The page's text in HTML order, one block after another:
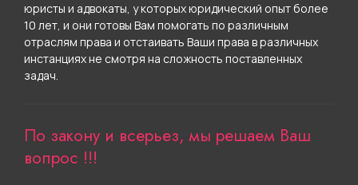
юристы и адвокаты, у которых юридический опыт более
10 лет, и они готовы Вам помогать по различным
отраслям права и отстаивать Ваши права в различных
инстанциях не смотря на сложность поставленных
задач.
По закону и всерьез, мы решаем Ваш
вопрос !!!